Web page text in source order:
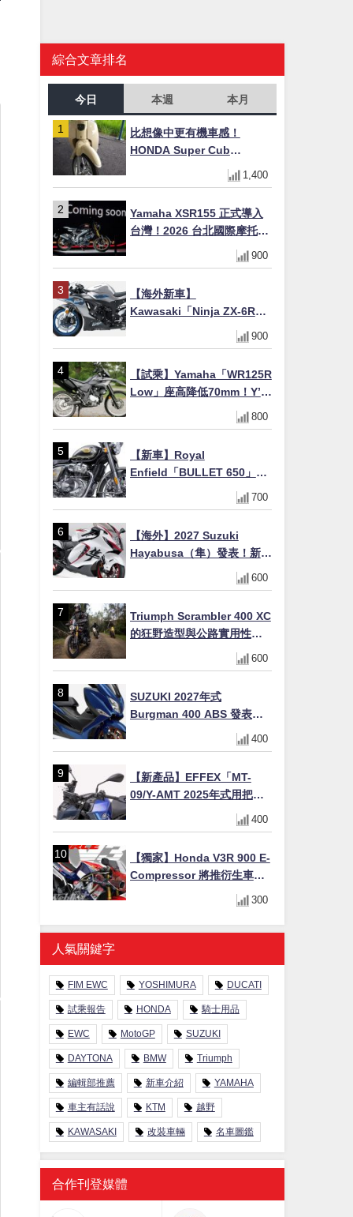
綜合文章排名
今日 本週 本月
比想像中更有機車感！
HONDA Super Cub
110【Webike愛車精選】
1,400
Yamaha XSR155 正式導入
台灣！2026 台北國際摩托車
展亮相，70 週年紀念版
YZF-R 系列限量追加販售
900
【海外新車】
Kawasaki「Ninja ZX-6R」
2027年式北美發表！636cc
四缸×銀河銀/暮光藍新色
美元起
900
【試乘】Yamaha「WR125R
Low」座高降低70mm！Y’s
Gear低座高座墊×低座高連桿
×腳踏著地感大幅改善，越野
800
【新車】Royal
Enfield「BULLET 650」8
月27日日本發售（98萬日圓
～）！648cc空冷並列雙缸×
色
700
【海外】2027 Suzuki
Hayabusa（隼）發表！新增
Special Edition 特仕版，全
新珍珠白塗裝與專屬配備登
600
Triumph Scrambler 400 XC
的狂野造型與公路實用性的
600
SUZUKI 2027年式
Burgman 400 ABS 發表！
8/18日本上市、支援E10汽油
售價98萬100日圓
400
【新產品】EFFEX「MT-
09/Y-AMT 2025年式用把手
Easy Fit Bar Plus」！高
7mm後移16mm直上×三色×
400
【獨家】Honda V3R 900 E-
Compressor 將推衍生車
系？自然進氣 V3 同步測試
300
人氣關鍵字
FIM EWC YOSHIMURA DUCATI
試乘報告 HONDA 騎士用品
EWC MotoGP SUZUKI
DAYTONA BMW Triumph
編輯部推薦 新車介紹 YAMAHA
車主有話說 KTM 越野
KAWASAKI 改裝車輛 名車圖鑑
合作刊登媒體